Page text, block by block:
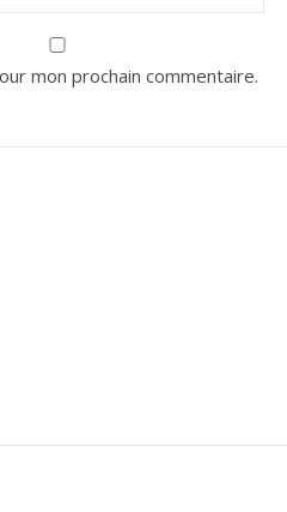
mon prochain commentaire.